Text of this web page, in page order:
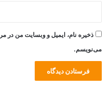
ذخیره نام، ایمیل و وبسایت من در
می‌نویسم.